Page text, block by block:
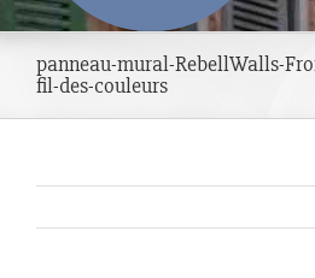
panneau-mural-RebellWalls-
fil-des-couleurs